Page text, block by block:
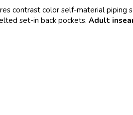
contrast color self-material piping
set-in back pockets. Adult